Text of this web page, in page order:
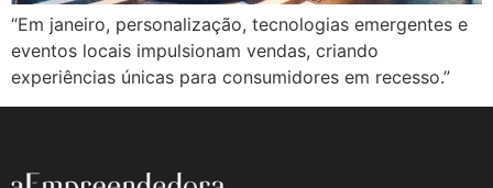
“Em janeiro, personalização, tecnologias emergentes e
eventos locais impulsionam vendas, criando
experiências únicas para consumidores em recesso.”